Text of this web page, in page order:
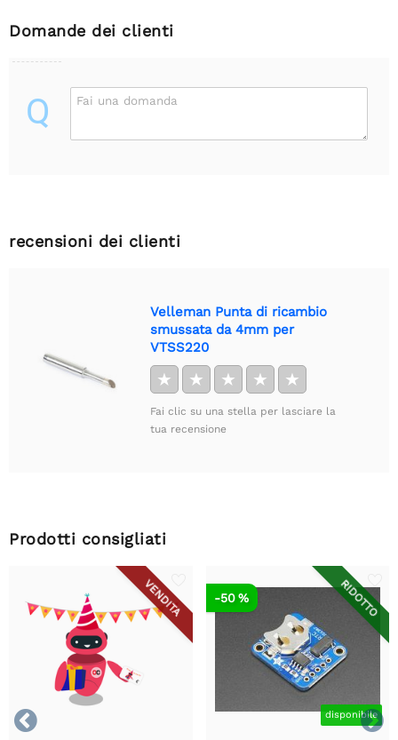
Domande dei clienti
Q Fai una domanda
recensioni dei clienti
Velleman Punta di ricambio
smussata da 4mm per
VTSS220
★ ★ ★ ★ ★
Fai clic su una stella per lasciare la
tua recensione
Prodotti consigliati


VENDITA RIDOTTO
disponibile
-50 %